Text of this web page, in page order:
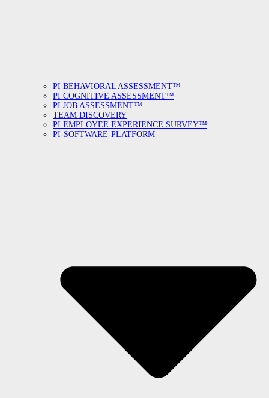
PI BEHAVIORAL ASSESSMENT™
PI COGNITIVE ASSESSMENT™
PI JOB ASSESSMENT™
TEAM DISCOVERY
PI EMPLOYEE EXPERIENCE SURVEY™
PI-SOFTWARE-PLATFORM